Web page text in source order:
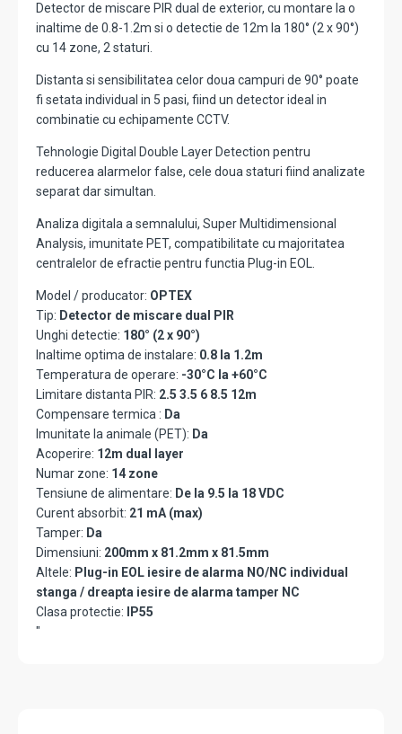
Detector de miscare PIR dual de exterior, cu montare la o
inaltime de 0.8-1.2m si o detectie de 12m la 180° (2 x 90°)
cu 14 zone, 2 staturi.
Distanta si sensibilitatea celor doua campuri de 90° poate
fi setata individual in 5 pasi, fiind un detector ideal in
combinatie cu echipamente CCTV.
Tehnologie Digital Double Layer Detection pentru
reducerea alarmelor false, cele doua staturi fiind analizate
separat dar simultan.
Analiza digitala a semnalului, Super Multidimensional
Analysis, imunitate PET, compatibilitate cu majoritatea
centralelor de efractie pentru functia Plug-in EOL.
Model / producator: OPTEX
Tip: Detector de miscare dual PIR
Unghi detectie: 180° (2 x 90°)
Inaltime optima de instalare: 0.8 la 1.2m
Temperatura de operare: -30°C la +60°C
Limitare distanta PIR: 2.5 3.5 6 8.5 12m
Compensare termica : Da
Imunitate la animale (PET): Da
Acoperire: 12m dual layer
Numar zone: 14 zone
Tensiune de alimentare: De la 9.5 la 18 VDC
Curent absorbit: 21 mA (max)
Tamper: Da
Dimensiuni: 200mm x 81.2mm x 81.5mm
Altele: Plug-in EOL iesire de alarma NO/NC individual
stanga / dreapta iesire de alarma tamper NC
Clasa protectie:
IP55
"